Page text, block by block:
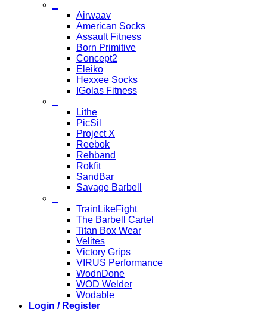
Airwaav
American Socks
Assault Fitness
Born Primitive
Concept2
Eleiko
Hexxee Socks
IGolas Fitness
Lithe
PicSil
Project X
Reebok
Rehband
Rokfit
SandBar
Savage Barbell
TrainLikeFight
The Barbell Cartel
Titan Box Wear
Velites
Victory Grips
VIRUS Performance
WodnDone
WOD Welder
Wodable
Login / Register